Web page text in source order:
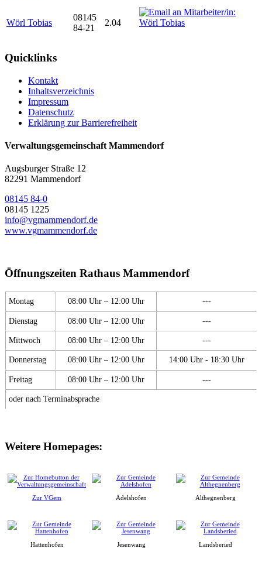
Wörl Tobias
08145
84-21
2.04
Quicklinks
Kontakt
Inhaltsverzeichnis
Impressum
Datenschutz
Erklärung zur Barrierefreiheit
Verwaltungsgemeinschaft Mammendorf
Augsburger Straße 12
82291 Mammendorf
08145 84-0
08145 1225
info@vgmammendorf.de
www.vgmammendorf.de
Öffnungszeiten Rathaus Mammendorf
Montag 08:00 Uhr – 12:00 Uhr ---
Dienstag 08:00 Uhr – 12:00 Uhr ---
Mittwoch 08:00 Uhr – 12:00 Uhr ---
Donnerstag 08:00 Uhr – 12:00 Uhr 14:00 Uhr - 18:30 Uhr
Freitag 08:00 Uhr – 12:00 Uhr ---
oder nach Terminabsprache
Weitere Homepages:
Zur VGem Adelshofen Althegnenberg
Hattenhofen Jesenwang Landsberied